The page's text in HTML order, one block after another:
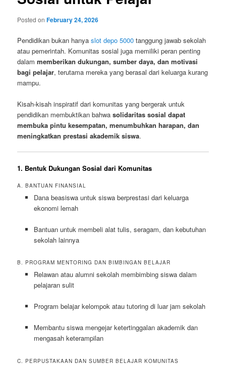
Posted onFebruary 24, 2026
Pendidikan bukan hanyaslot depo 5000 tanggung jawab sekolah
atau pemerintah. Komunitas sosial juga memiliki peran penting
dalammemberikan dukungan, sumber daya, dan motivasi
bagi pelajar, terutama mereka yang berasal dari keluarga kurang
mampu.
Kisah-kisah inspiratif dari komunitas yang bergerak untuk
pendidikan membuktikan bahwasolidaritas sosial dapat
membuka pintu kesempatan, menumbuhkan harapan, dan
meningkatkan prestasi akademik siswa.
1. Bentuk Dukungan Sosial dari Komunitas
A. BANTUAN FINANSIAL
Dana beasiswa untuk siswa berprestasi dari keluarga
ekonomi lemah
Bantuan untuk membeli alat tulis, seragam, dan kebutuhan
sekolah lainnya
B. PROGRAM MENTORING DAN BIMBINGAN BELAJAR
Relawan atau alumni sekolah membimbing siswa dalam
pelajaran sulit
Program belajar kelompok atau tutoring di luar jam sekolah
Membantu siswa mengejar ketertinggalan akademik dan
mengasah keterampilan
C. PERPUSTAKAAN DAN SUMBER BELAJAR KOMUNITAS